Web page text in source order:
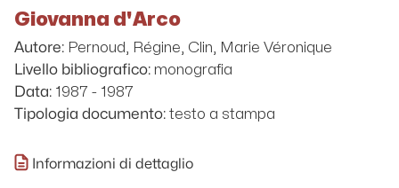
Giovanna d'Arco
Autore: Pernoud, Régine, Clin, Marie Véronique
Livello bibliografico: monografia
Data: 1987 - 1987
Tipologia documento: testo a stampa
Informazioni di dettaglio